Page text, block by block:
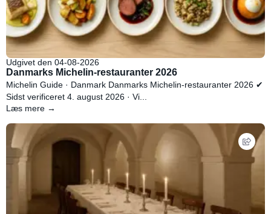
Udgivet den 04-08-2026
Danmarks Michelin-restauranter 2026
Michelin Guide · Danmark Danmarks Michelin-restauranter 2026 ✔
Sidst verificeret 4. august 2026 · Vi...
Læs mere →